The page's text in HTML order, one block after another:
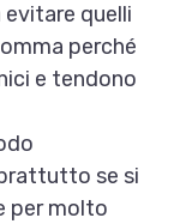
evitare quelli
perché
e tendono
se si
per molto